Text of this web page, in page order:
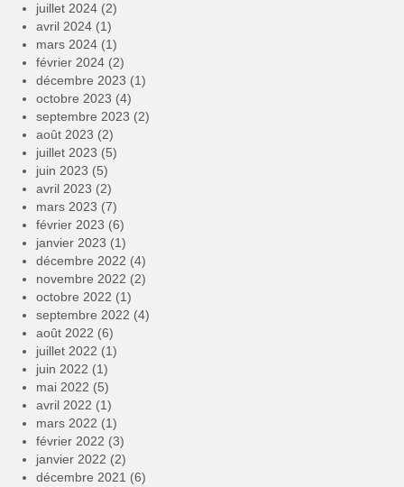
juillet 2024 (2)
avril 2024 (1)
mars 2024 (1)
février 2024 (2)
décembre 2023 (1)
octobre 2023 (4)
septembre 2023 (2)
août 2023 (2)
juillet 2023 (5)
juin 2023 (5)
avril 2023 (2)
mars 2023 (7)
février 2023 (6)
janvier 2023 (1)
décembre 2022 (4)
novembre 2022 (2)
octobre 2022 (1)
septembre 2022 (4)
août 2022 (6)
juillet 2022 (1)
juin 2022 (1)
mai 2022 (5)
avril 2022 (1)
mars 2022 (1)
février 2022 (3)
janvier 2022 (2)
décembre 2021 (6)